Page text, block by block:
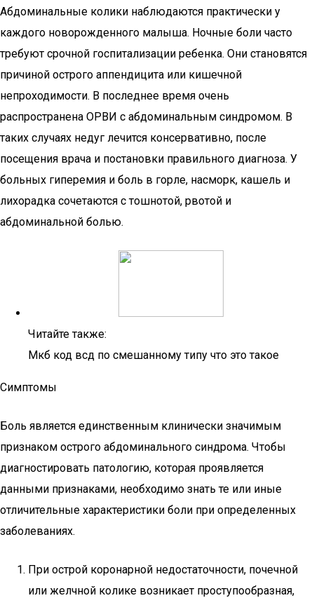
Абдоминальные колики наблюдаются практически у
каждого новорожденного малыша. Ночные боли часто
требуют срочной госпитализации ребенка. Они становятся
причиной острого аппендицита или кишечной
непроходимости. В последнее время очень
распространена ОРВИ с абдоминальным синдромом. В
таких случаях недуг лечится консервативно, после
посещения врача и постановки правильного диагноза. У
больных гиперемия и боль в горле, насморк, кашель и
лихорадка сочетаются с тошнотой, рвотой и
абдоминальной болью.
Читайте также:
Мкб код всд по смешанному типу что это такое
Симптомы
Боль является единственным клинически значимым
признаком острого абдоминального синдрома. Чтобы
диагностировать патологию, которая проявляется
данными признаками, необходимо знать те или иные
отличительные характеристики боли при определенных
заболеваниях.
При острой коронарной недостаточности, почечной
или желчной колике возникает проступообразная,